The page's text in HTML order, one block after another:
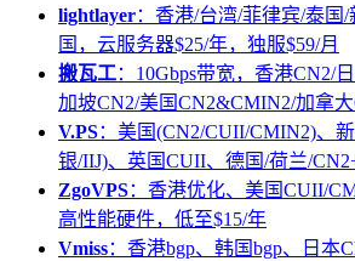
lightlayer：香港/台湾/菲律宾/泰国
国，云服务器$25/年，独服$59/月
搬瓦工：10Gbps带宽，香港CN2/
加坡CN2/美国CN2&CMIN2/加拿
V.PS：美国(CN2/CUII/CMIN2)、
银/IIJ)、英国CUII、德国/荷兰/
ZgoVPS：香港优化、美国CUII/
高性能硬件，低至$15/年
Vmiss：香港bgp、韩国bgp、日本